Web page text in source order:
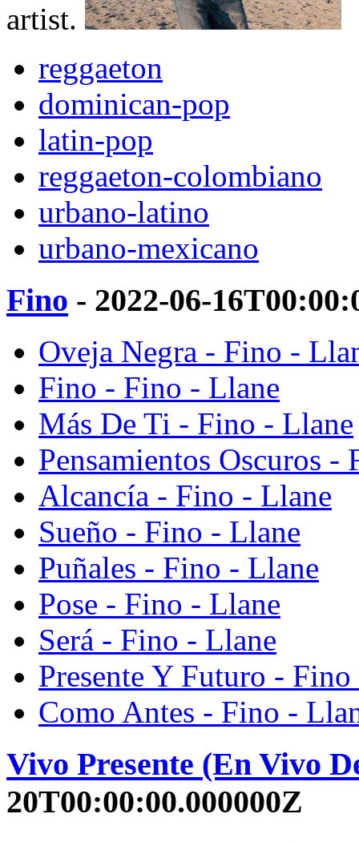
artist.
reggaeton
dominican-pop
latin-pop
reggaeton-colombiano
urbano-latino
urbano-mexicano
Fino - 2022-06-
Oveja Negra - Fino -
Fino - Fino - Llane
Más De Ti - Fino - Llane
Pensamientos Oscuros -
Alcancía - Fino - Llane
Sueño - Fino - Llane
Puñales - Fino - Llane
Pose - Fino - Llane
Será - Fino - Llane
Presente Y Futuro -
Como Antes - Fino -
Vivo Presente (En Vivo
20T00:00:00.000000Z